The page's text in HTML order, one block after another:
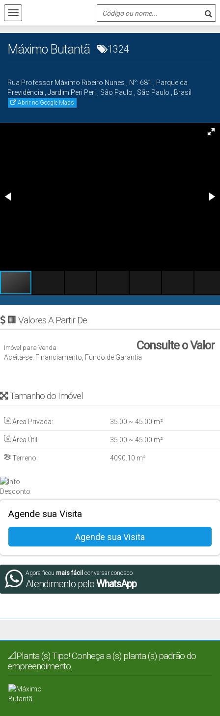
Máximo Butantã 1324
Rua Professor Máximo Ribeiro Nunes N°: 681
Parque da
Previdência
Jardim Peri Peri São Paulo São Paulo Brasil
Abrir no Google Maps
🏢 Valores A Partir De
Consulte o Valor
Imóvel para Venda
Aceita-se: Financiamento, Fundo de Garantia
Tamanho do Imóvel
Área Privada: 35.00 ~ 45.00 m²
Área Útil: 35.00 ~ 45.00 m²
Terreno: 4090.10 m²
Agende sua Visita
Agora ficou mais fácil conversar conosco
Atendimento peloWhatsApp
📐Planta (s) Tipo! Conheça a (s) planta (s) padrão do
empreendimento.